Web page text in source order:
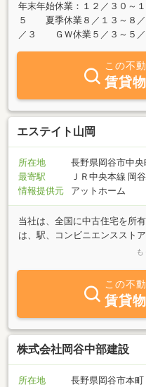
年末年始休業：１２／３０
５ 夏季休業８／１３～８／
／３ ＧＷ休業５／３～５
この不
賃貸
エステイト山岡
所在地
長野県岡谷市中央
最寄駅
ＪＲ中央本線 岡
情報提供元
アットホーム
当社は、全国に中古住宅を所
は、駅、コンビニエンススト
中学校、病院は２０００m以
る物件は、広いリビングに改
り追い焚きユニットバス、洗
入れ替えます。外壁・壁屋根
使っています。「自分が住み
を大切に」をモットーにスタ
す。 是非当社の自信作の家を
この不
賃貸
株式会社岡谷中部建設
所在地
長野県岡谷市本